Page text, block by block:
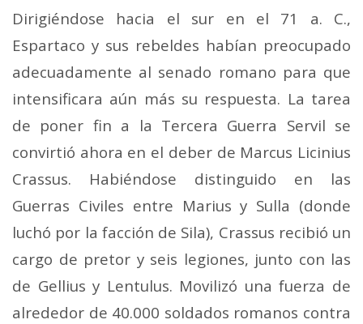
Dirigiéndose hacia el sur en el 71 a. C.,
Espartaco y sus rebeldes habían preocupado
adecuadamente al senado romano para que
intensificara aún más su respuesta. La tarea
de poner fin a la Tercera Guerra Servil se
convirtió ahora en el deber de Marcus Licinius
Crassus. Habiéndose distinguido en las
Guerras Civiles entre Marius y Sulla (donde
luchó por la facción de Sila), Crassus recibió un
cargo de pretor y seis legiones, junto con las
de Gellius y Lentulus. Movilizó una fuerza de
alrededor de 40.000 soldados romanos contra